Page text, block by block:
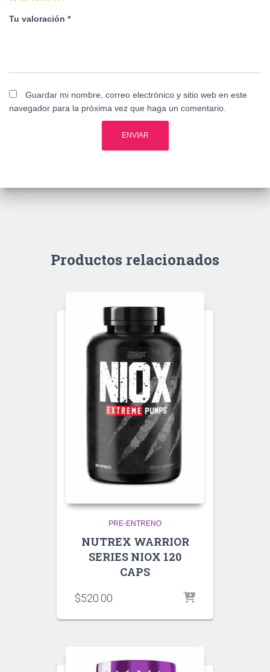
Tu valoración *
Guardar mi nombre, correo electrónico y sitio web en este
navegador para la próxima vez que haga un comentario.
Productos relacionados
PRE-ENTRENO
NUTREX WARRIOR
SERIES NIOX 120
CAPS
$520.00